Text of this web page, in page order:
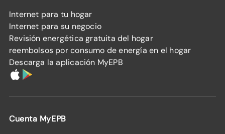
Internet para tu hogar
Internet para su negocio
Revisión energética gratuita del hogar
reembolsos por consumo de energía en el hogar
Descarga la aplicación MyEPB
Cuenta MyEPB